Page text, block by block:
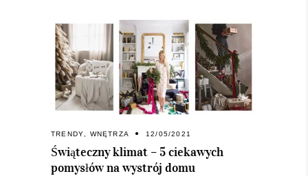
TRENDY WNĘTRZA 12/05/2021
Świąteczny klimat – 5 ciekawych
pomysłów na wystrój domu